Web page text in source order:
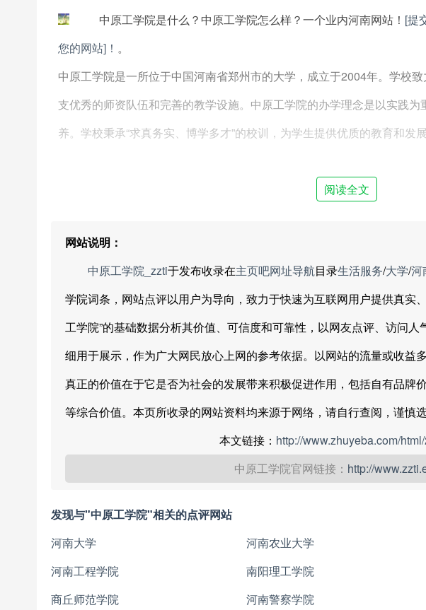
中原工学院是什么？中原工学院怎么样？一个业内河南网站！ [提
您的网站]！ 。
中原工学院是一所位于中国河南省郑州市的大学，成立于2004年。学校
支优秀的师资队伍和完善的教学设施。中原工学院的办学理念是以实践
养。学校秉承“求真务实、博学多才”的校训，为学生提供优质的教育和发展
阅读全文
网站说明：
中原工学院_zzti于发布收录在主页吧网址导航目录生活服务/大学/河
学院词条，网站点评以用户为导向，致力于快速为互联网用户提供真实
工学院”的基础数据分析其价值、可信度和可靠性，以网友点评、访问
细用于展示，作为广大网民放心上网的参考依据。以网站的流量或收益
真正的价值在于它是否为社会的发展带来积极促进作用，包括自有品牌
等综合价值。本页所收录的网站资料均来源于网络，请自行查阅，谨慎
本文链接： http://www.zhuyeba.com/
中原工学院官网链接： http://
发现与"中原工学院"相关的点评网站
河南大学
河南农业大学
河南工程学院
南阳理工学院
商丘师范学院
河南警察学院